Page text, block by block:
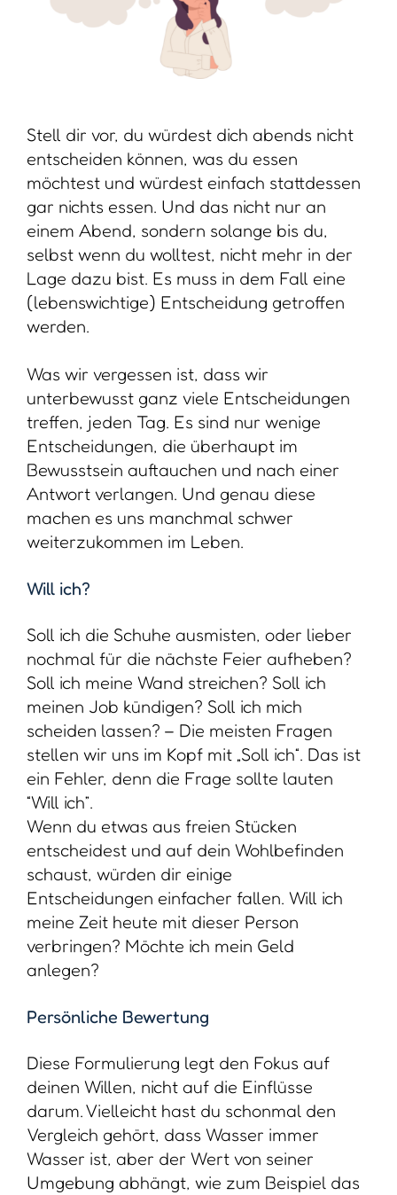
Stell dir vor, du würdest dich abends nicht
entscheiden können, was du essen
möchtest und würdest einfach stattdessen
gar nichts essen. Und das nicht nur an
einem Abend, sondern solange bis du,
selbst wenn du wolltest, nicht mehr in der
Lage dazu bist. Es muss in dem Fall eine
(lebenswichtige) Entscheidung getroffen
werden.
Was wir vergessen ist, dass wir
unterbewusst ganz viele Entscheidungen
treffen, jeden Tag. Es sind nur wenige
Entscheidungen, die überhaupt im
Bewusstsein auftauchen und nach einer
Antwort verlangen. Und genau diese
machen es uns manchmal schwer
weiterzukommen im Leben.
Will ich?
Soll ich die Schuhe ausmisten, oder lieber
nochmal für die nächste Feier aufheben?
Soll ich meine Wand streichen? Soll ich
meinen Job kündigen? Soll ich mich
scheiden lassen? – Die meisten Fragen
stellen wir uns im Kopf mit „Soll ich“. Das ist
ein Fehler, denn die Frage sollte lauten
“Will ich”.
Wenn du etwas aus freien Stücken
entscheidest und auf dein Wohlbefinden
schaust, würden dir einige
Entscheidungen einfacher fallen. Will ich
meine Zeit heute mit dieser Person
verbringen? Möchte ich mein Geld
anlegen?
Persönliche Bewertung
Diese Formulierung legt den Fokus auf
deinen Willen, nicht auf die Einflüsse
darum. Vielleicht hast du schonmal den
Vergleich gehört, dass Wasser immer
Wasser ist, aber der Wert von seiner
Umgebung abhängt, wie zum Beispiel das